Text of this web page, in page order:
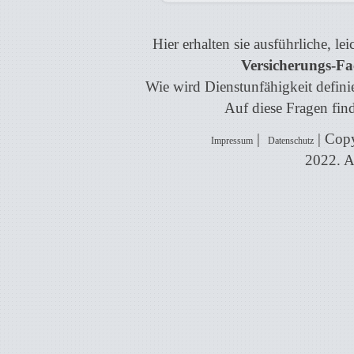
Hier erhalten sie ausführliche,
Versicherungs-
Wie wird Dienstunfähigkeit
Auf diese Fragen
Impressum| Datenschutz|
2022.